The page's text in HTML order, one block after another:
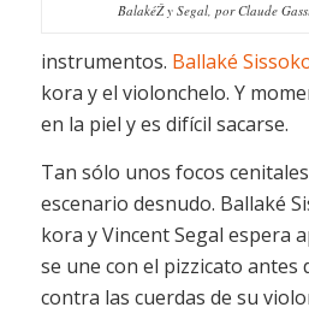
BalakéŽ y Segal, por Claude
instrumentos. Ballaké
kora y el violonchelo. Y
en la piel y es difícil sacarse.
Tan sólo unos focos
escenario desnudo. Ballaké
kora y Vincent Segal espera
se une con el pizzicato antes
contra las cuerdas de su